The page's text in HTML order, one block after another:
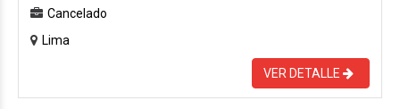
Cancelado
Lima
VER DETALLE